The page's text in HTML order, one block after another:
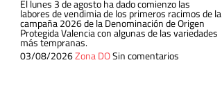
El lunes 3 de agosto ha dado comienzo las
labores de vendimia de los primeros racimos de la
campaña 2026 de la Denominación de Origen
Protegida Valencia con algunas de las variedades
más tempranas.
03/08/2026Zona DOSin comentarios